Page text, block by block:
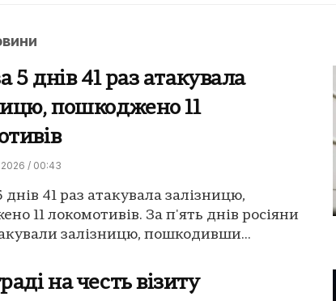
5 днів 41 раз атакувала
пошкоджено 11
/ 00:43
днів 41 раз атакувала залізницю,
11 локомотивів. За п'ять днів росіяни
залізницю, пошкодивши...
на честь візиту